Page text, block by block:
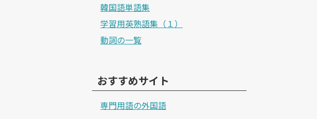
韓国語単語集
学習用英熟語集（１）
動詞の一覧
おすすめサイト
専門用語の外国語